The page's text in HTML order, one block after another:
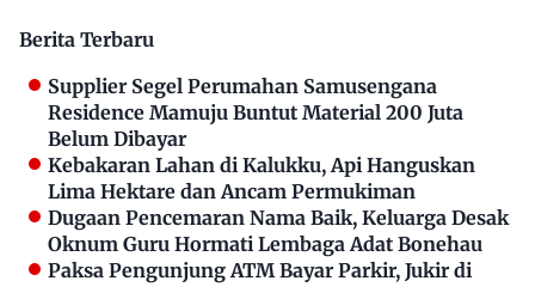
Berita Terbaru
Supplier Segel Perumahan Samusengana
Residence Mamuju Buntut Material 200 Juta
Belum Dibayar
Kebakaran Lahan di Kalukku, Api Hanguskan
Lima Hektare dan Ancam Permukiman
Dugaan Pencemaran Nama Baik, Keluarga Desak
Oknum Guru Hormati Lembaga Adat Bonehau
Paksa Pengunjung ATM Bayar Parkir, Jukir di